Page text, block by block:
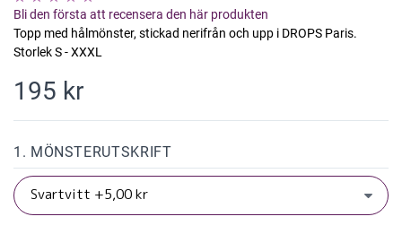
Bli den första att recensera den här produkten
Topp med hålmönster, stickad nerifrån och upp i DROPS Paris.
Storlek S - XXXL
195 kr
1. MÖNSTERUTSKRIFT